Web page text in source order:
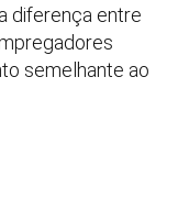
diferença entre
semelhante ao